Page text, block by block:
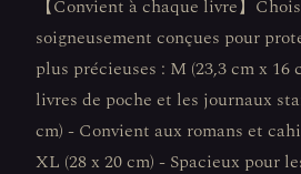
【Convient à chaque livre】
soigneusement conçues pour
plus précieuses : M (23,3 cm x 16
livres de poche et les journaux
cm) - Convient aux romans et
XL (28 x 20 cm) - Spacieux pour